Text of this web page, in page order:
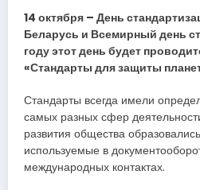
14 октября – День
Беларусь и Всемирный день
году этот день будет
«Стандарты для защиты
Стандарты всегда имели
самых разных сфер
развития общества
используемые в
международных контактах.